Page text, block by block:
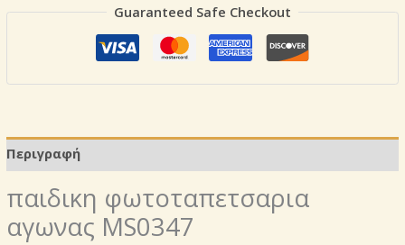
Guaranteed Safe Checkout
Περιγραφή
παιδικη φωτοταπετσαρια
αγωνας MS0347